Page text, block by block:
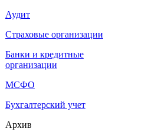
Аудит
Страховые организации
Банки и кредитные
организации
МСФО
Бухгалтерский учет
Архив